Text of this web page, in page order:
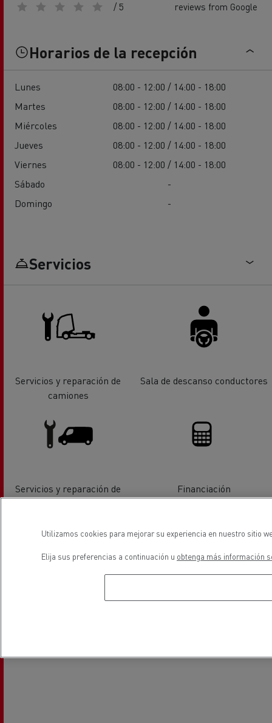
/ 5 reviews from Google
Horarios de la recepción
Lunes
08:00 - 12:00 / 14:00 - 18:00
Martes
08:00 - 12:00 / 14:00 - 18:00
Miércoles
08:00 - 12:00 / 14:00 - 18:00
Jueves
08:00 - 12:00 / 14:00 - 18:00
Viernes
08:00 - 12:00 / 14:00 - 18:00
Sábado
-
Domingo
-
Servicios
Servicios y reparación de
camiones
Sala de descanso conductores
Servicios y reparación de
Financiación
ubicación
Utilizamos cookies para mejorar su experiencia en nuestro sitio
Elija sus preferencias a continuación u obtenga más información